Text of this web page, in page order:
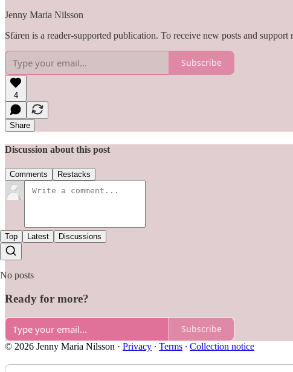
Jenny Maria Nilsson
Sfären is a reader-supported publication. To receive new posts and
Subscribe
4
Share
Discussion about this post
Comments Restacks
Top Latest Discussions
No posts
Ready for more?
Subscribe
© 2026 Jenny Maria Nilsson · Privacy ∙ Terms ∙ Collection notice